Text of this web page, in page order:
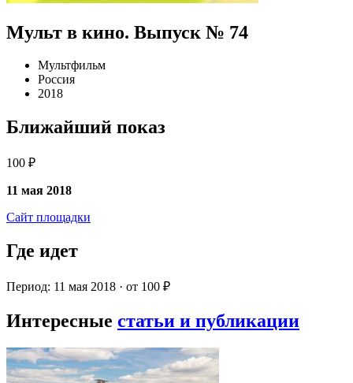
Мульт в кино. Выпуск № 74
Мультфильм
Россия
2018
Ближайший показ
100 ₽
11 мая 2018
Сайт площадки
Где идет
Период: 11 мая 2018 · от 100 ₽
Интересные статьи и публикации